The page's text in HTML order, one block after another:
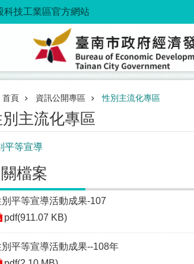
科技工業區官方網站
首頁 資訊公開專區 性別主流化專區
主流化專區
平等宣導
檔案
別平等宣導活動成果-107
pdf(911.07 KB)
別平等宣導活動成果--108年